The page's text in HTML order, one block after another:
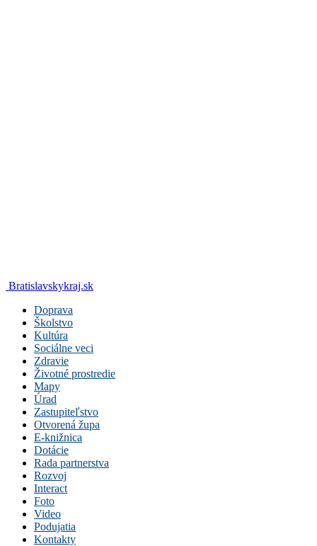
Bratislavskykraj.sk
Doprava
Školstvo
Kultúra
Sociálne veci
Zdravie
Životné prostredie
Mapy
Úrad
Zastupiteľstvo
Otvorená župa
E-knižnica
Dotácie
Rada partnerstva
Rozvoj
Interact
Foto
Video
Podujatia
Kontakty